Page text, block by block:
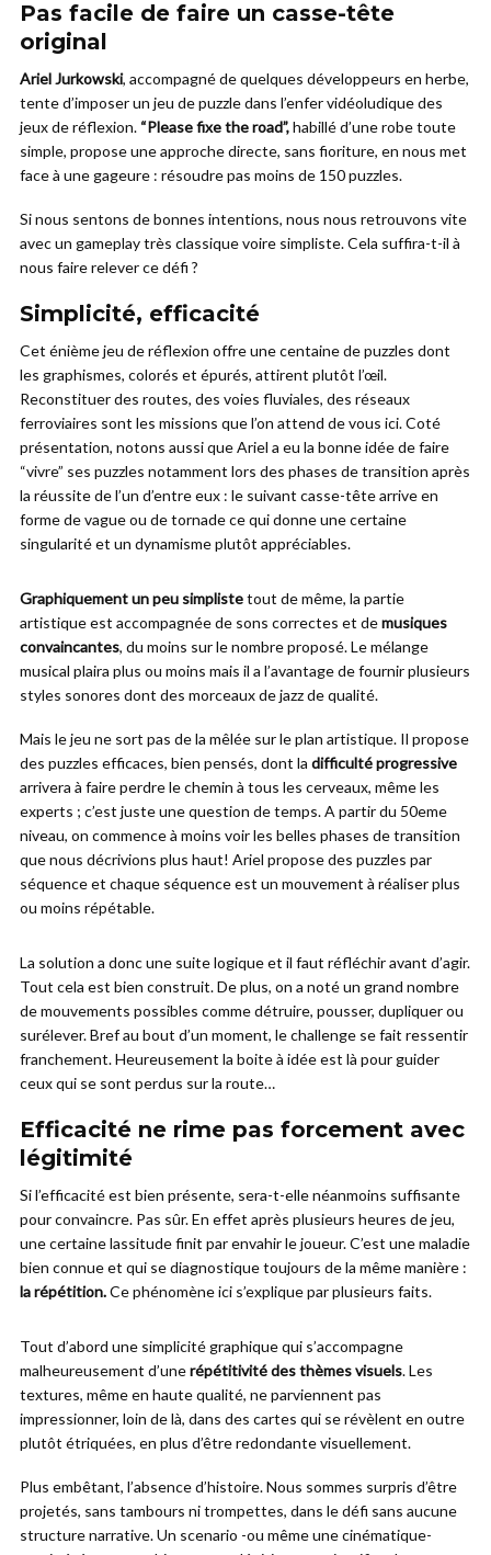
Pas facile de faire un casse-tête
original
Ariel Jurkowski, accompagné de quelques développeurs en herbe,
tente d’imposer un jeu de puzzle dans l’enfer vidéoludique des
jeux de réflexion. “Please fixe the road”,habillé d’une robe toute
simple, propose une approche directe, sans fioriture, en nous met
face à une gageure : résoudre pas moins de 150 puzzles.
Si nous sentons de bonnes intentions, nous nous retrouvons vite
avec un gameplay très classique voire simpliste. Cela suffira-t-il à
nous faire relever ce défi ?
Simplicité, efficacité
Cet énième jeu de réflexion offre une centaine de puzzles dont
les graphismes, colorés et épurés, attirent plutôt l’œil.
Reconstituer des routes, des voies fluviales, des réseaux
ferroviaires sont les missions que l’on attend de vous ici. Coté
présentation, notons aussi que Ariel a eu la bonne idée de faire
“vivre” ses puzzles notamment lors des phases de transition après
la réussite de l’un d’entre eux : le suivant casse-tête arrive en
forme de vague ou de tornade ce qui donne une certaine
singularité et un dynamisme plutôt appréciables.
Graphiquement un peu simplistetout de même, la partie
artistique est accompagnée de sons correctes et demusiques
convaincantes, du moins sur le nombre proposé. Le mélange
musical plaira plus ou moins mais il a l’avantage de fournir plusieurs
styles sonores dont des morceaux de jazz de qualité.
Mais le jeu ne sort pas de la mêlée sur le plan artistique. Il propose
des puzzles efficaces, bien pensés, dont la difficulté progressive
arrivera à faire perdre le chemin à tous les cerveaux, même les
experts ; c’est juste une question de temps. A partir du 50eme
niveau, on commence à moins voir les belles phases de transition
que nous décrivions plus haut! Ariel propose des puzzles par
séquence et chaque séquence est un mouvement à réaliser plus
ou moins répétable.
La solution a donc une suite logique et il faut réfléchir avant d’agir.
Tout cela est bien construit. De plus, on a noté un grand nombre
de mouvements possibles comme détruire, pousser, dupliquer ou
surélever. Bref au bout d’un moment, le challenge se fait ressentir
franchement. Heureusement la boite à idée est là pour guider
ceux qui se sont perdus sur la route…
Efficacité ne rime pas forcement avec
légitimité
Si l’efficacité est bien présente, sera-t-elle néanmoins suffisante
pour convaincre. Pas sûr. En effet après plusieurs heures de jeu,
une certaine lassitude finit par envahir le joueur. C’est une maladie
bien connue et qui se diagnostique toujours de la même manière :
la répétition.Ce phénomène ici s’explique par plusieurs faits.
Tout d’abord une simplicité graphique qui s’accompagne
malheureusement d’unerépétitivité des thèmes visuels. Les
textures, même en haute qualité, ne parviennent pas
impressionner, loin de là, dans des cartes qui se révèlent en outre
plutôt étriquées, en plus d’être redondante visuellement.
Plus embêtant, l’absence d’histoire. Nous sommes surpris d’être
projetés, sans tambours ni trompettes, dans le défi sans aucune
structure narrative. Un scenario -ou même une cinématique-